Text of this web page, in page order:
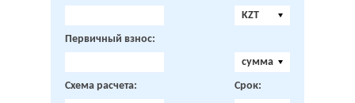
KZT
Первичный взнос:
сумма
Схема расчета:
Срок: